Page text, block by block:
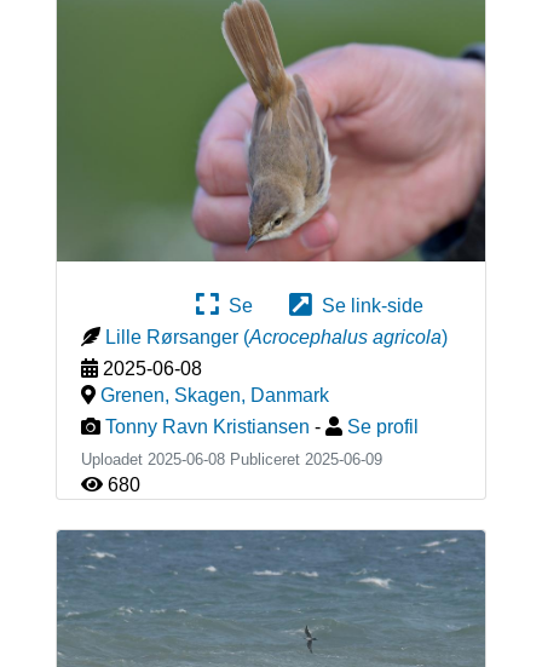
Se
Se link-side
Lille Rørsanger (Acrocephalus agricola)
2025-06-08
Grenen, Skagen, Danmark
Tonny Ravn Kristiansen - Se profil
Uploadet 2025-06-08 Publiceret 2025-06-09
680